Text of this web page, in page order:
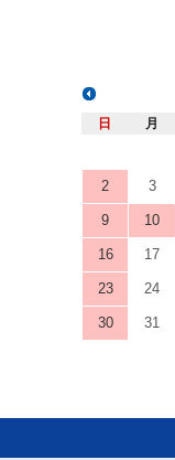
日 月
2 3
9 10
16 17
23 24
30
31